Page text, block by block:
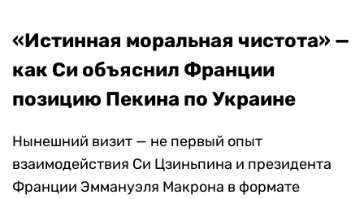
«Истинная моральная чистота» —
как Си объяснил Франции
позицию Пекина по Украине
Нынешний визит — не первый опыт
взаимодействия Си Цзиньпина и президента
Франции Эммануэля Макрона в формате